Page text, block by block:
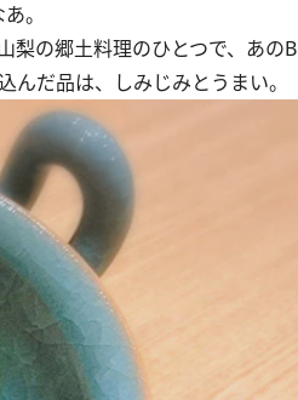
。
梨の郷土料理のひとつで、あのB
だ品は、しみじみとうまい。